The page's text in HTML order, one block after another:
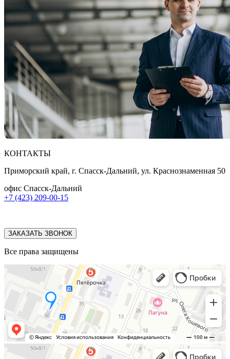
КОНТАКТЫ
Приморский край, г. Спасск-Дальний, ул. Краснознаменная 50
офис Спасск-Дальний
+7 (423) 209-00-15
ЗАКАЗАТЬ ЗВОНОК
Все права защищены